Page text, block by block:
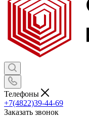
Телефоны
+7(4822)39-44-69
Заказать звонок